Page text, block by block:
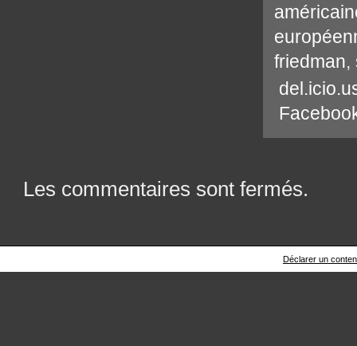
friedman,
Les commentaires sont fermés.
Déclarer un